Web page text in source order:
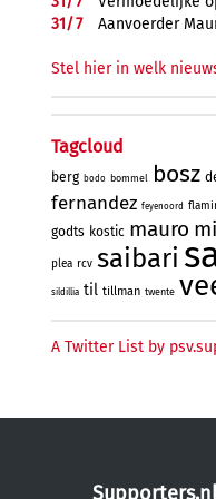
31/7 Aanvoerder
Stel hier in welk
Tagcloud
berg bodo bommel bosz
fernandez feyenoord
godts kostic mauro
plea rcv saibari
sildillia til tillman twente
A Twitter List by
Supporters.nl